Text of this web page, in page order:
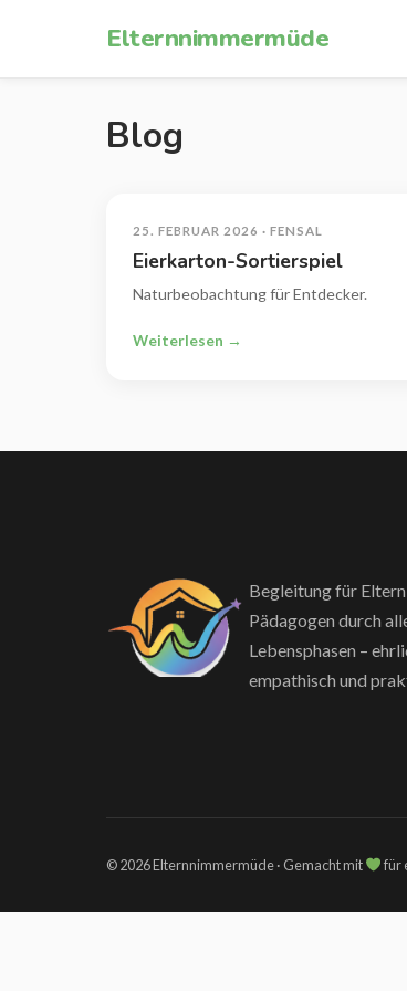
Elternnimmermüde
Blog
25. FEBRUAR 2026 · FENSAL
Eierkarton-Sortierspiel
Naturbeobachtung für Entdecker.
Weiterlesen →
Begleitung für
Pädagogen durch
Lebensphasen –
empathisch und
© 2026 Elternnimmermüde · Gemacht mit für